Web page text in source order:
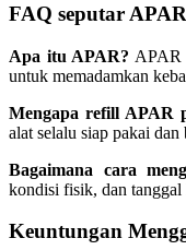
FAQ seputar
Apa itu APAR? APAR
untuk memadamkan
Mengapa refill APAR
alat selalu siap pakai
Bagaimana cara
kondisi fisik, dan tanggal
Keuntungan